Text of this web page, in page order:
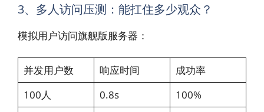
3、多人访问压测：能扛住多少观众？
模拟用户访问旗舰版服务器：
并发用户数 响应时间
成功率
100人
0.8s
100%